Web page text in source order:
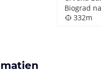
Biograd
332m